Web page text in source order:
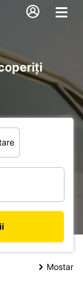
Mostar